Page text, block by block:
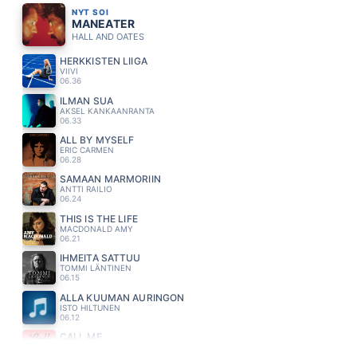
NYT SOI
MANEATER
HALL AND OATES
HERKKISTEN LIIGA
VIIVI
06.36
ILMAN SUA
AKSEL KANKAANRANTA
06.33
ALL BY MYSELF
ERIC CARMEN
06.28
SAMAAN MARMORIIN
ANTTI RAILIO
06.24
THIS IS THE LIFE
MACDONALD AMY
06.21
IHMEITÄ SATTUU
TOMMI LÄNTINEN
06.15
ALLA KUUMAN AURINGON
ISTO HILTUNEN
06.12
CALL ME